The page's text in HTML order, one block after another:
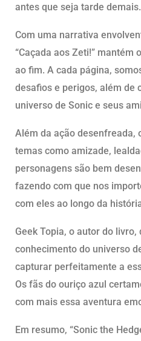
antes que seja tarde demais.
Com uma narrativa
“Caçada aos Zeti!”
ao fim. A cada página,
desafios e perigos, além de
universo de Sonic e seus
Além da ação desenfreada,
temas como amizade,
personagens são bem
fazendo com que nos
com eles ao longo da
Geek Topia, o autor do
conhecimento do universo
capturar perfeitamente a
Os fãs do ouriço azul
com mais essa aventura
Em resumo, “Sonic the